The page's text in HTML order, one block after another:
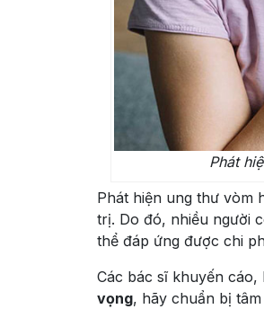
Phát
Phát hiện ung thư vòm
trị. Do đó, nhiều người
thể đáp ứng được chi
Các bác sĩ khuyến
vọng, hãy chuẩn bị